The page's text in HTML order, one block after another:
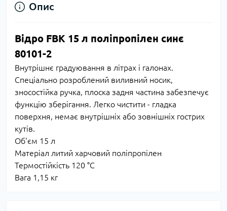
Опис
Відро FBK 15 л поліпропілен синє
80101-2
Внутрішнє градуювання в літрах і галонах.
Спеціально розроблений виливний носик,
зносостійка ручка, плоска задня частина забезпечує
функцію зберігання. Легко чистити - гладка
поверхня, немає внутрішніх або зовнішніх гострих
кутів.
Об'єм 15 л
Матеріал литий харчовий поліпропілен
Термостійкість 120 °С
Вага 1,15 кг